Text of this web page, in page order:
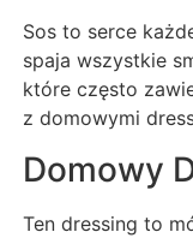
Sos to serce
spaja wszystkie
które często
z domowymi
Domowy
Ten dressing to